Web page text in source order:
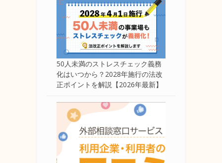
50人未満のストレスチェック義務
化はいつから？2028年施行の法改
正ポイントを解説【2026年最新】